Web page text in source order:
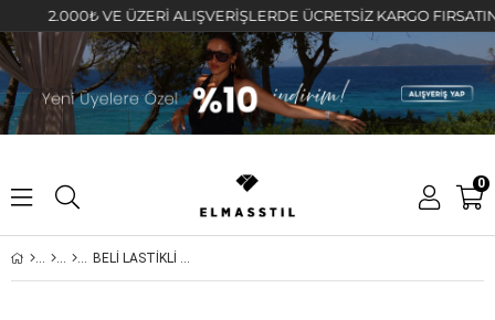
2.000₺ VE ÜZERİ ALIŞVERİŞLERDE ÜCRETSİZ KARGO FIRSATINI
0
BELİ LASTİKLİ BOL RAŞEL PANTOLON/3310